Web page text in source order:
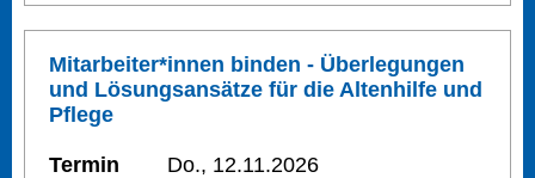
Mitarbeiter*innen binden - Überlegungen
und Lösungsansätze für die Altenhilfe und
Pflege
Termin Do., 12.11.2026